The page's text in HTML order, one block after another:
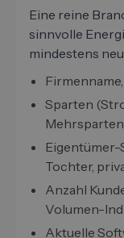
Eine reine
sinnvolle
mindestens
Sparten
Tochter,
Anzahl
Volumen-
Aktuelle